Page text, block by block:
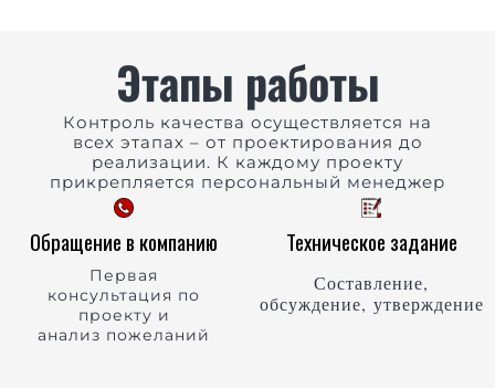
Этапы работы
Контроль качества осуществляется на
всех этапах – от проектирования до
реализации. К каждому проекту
прикрепляется персональный менеджер
Обращение в компанию
Первая
консультация по
проекту и
анализ пожеланий
Техническое задание
Составление,
обсуждение, утверждение